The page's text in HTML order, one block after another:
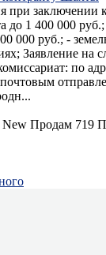
при заключении
до 1 400 000
000 руб.; -
Заявление на
по
New Продам 719